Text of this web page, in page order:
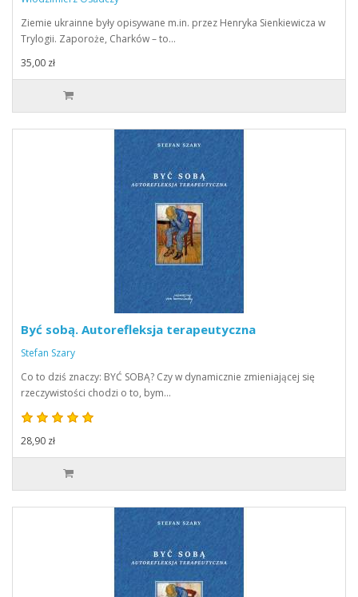
Ziemie ukrainne były opisywane m.in. przez Henryka Sienkiewicza w
Trylogii. Zaporoże, Charków – to…
35,00 zł
Być sobą. Autorefleksja terapeutyczna
Stefan Szary
Co to dziś znaczy: BYĆ SOBĄ? Czy w dynamicznie zmieniającej się
rzeczywistości chodzi o to, bym…
28,90 zł